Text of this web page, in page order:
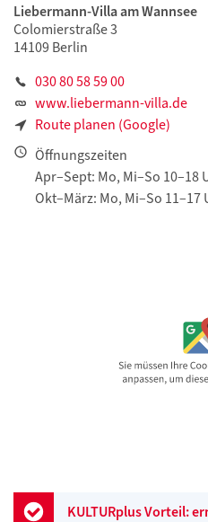
Liebermann-Villa am Wannsee
Colomierstraße 3
14109 Berlin
030 80 58 59 00
www.liebermann-villa.de
Route planen (Google)
Öffnungszeiten
Apr–Sept: Mo, Mi–So 10–18
Okt–März: Mo, Mi–So 11–17
KULTURplus Vorteil: